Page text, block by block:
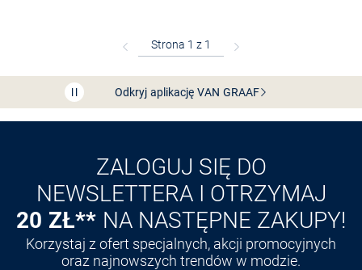
Bezpłatna dostawa z Friends
Przedłużenie czasu zwrotu towaru: 60 dni
Odkryj aplikację VANGRAAF
ZALOGUJ SIĘ DO
NEWSLETTERA I OTRZYMAJ
20 ZŁ** NA NASTĘPNE ZAKUPY!
Korzystaj z ofert specjalnych, akcji promocyjnych
oraz najnowszych trendów w modzie.